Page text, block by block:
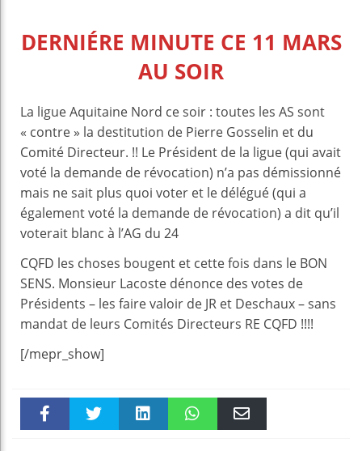
DERNIÉRE MINUTE CE 11 MARS
AU SOIR
La ligue Aquitaine Nord ce soir : toutes les AS sont
« contre » la destitution de Pierre Gosselin et du
Comité Directeur. !! Le Président de la ligue (qui avait
voté la demande de révocation) n’a pas démissionné
mais ne sait plus quoi voter et le délégué (qui a
également voté la demande de révocation) a dit qu’il
voterait blanc à l’AG du 24
CQFD les choses bougent et cette fois dans le BON
SENS. Monsieur Lacoste dénonce des votes de
Présidents – les faire valoir de JR et Deschaux – sans
mandat de leurs Comités Directeurs RE CQFD !!!!
[/mepr_show]